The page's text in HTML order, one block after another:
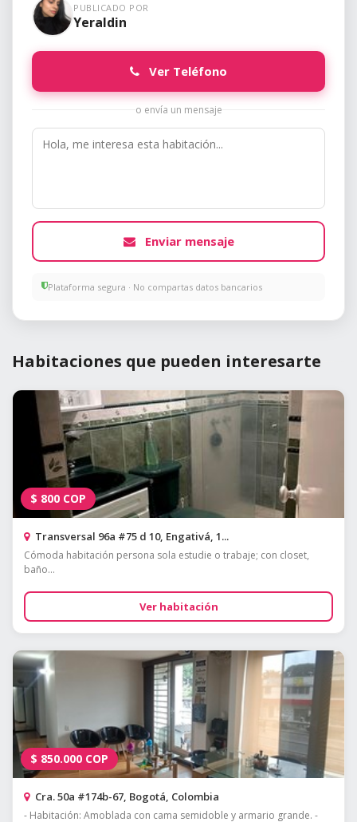
PUBLICADO POR
Yeraldin
Ver Teléfono
o envía un mensaje
Enviar mensaje
Plataforma segura · No compartas datos bancarios
Habitaciones que pueden interesarte
$ 800 COP
Transversal 96a #75 d 10, Engativá, 1...
Cómoda habitación persona sola estudie o trabaje; con closet,
baño...
Ver habitación
$ 850.000 COP
Cra. 50a #174b-67, Bogotá, Colombia
- Habitación: Amoblada con cama semidoble y armario grande. -